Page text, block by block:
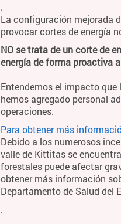
.
La configuración mejorada
provocar cortes de energía
NO se trata de un corte de
energía de forma proactiva
Entendemos el impacto que
hemos agregado personal
operaciones.
Para obtener más
Debido a los numerosos
valle de Kittitas se
forestales puede afectar
obtener más información
Departamento de Salud del
.